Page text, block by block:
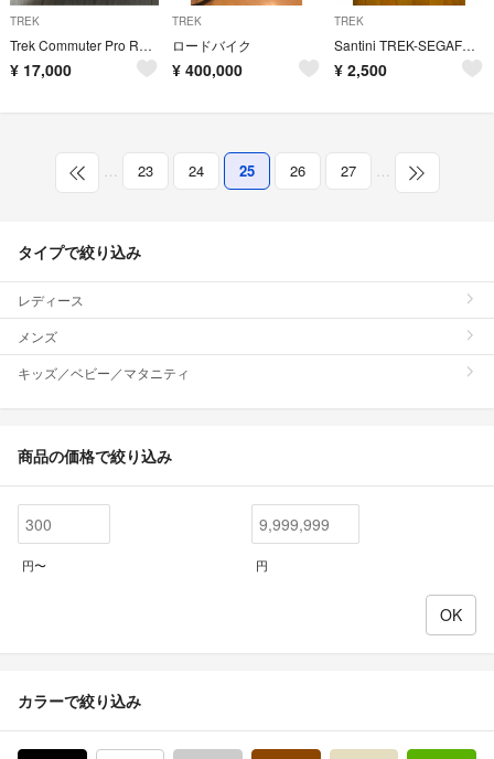
TREK
Trek Commuter Pro RT Front Bike Light
¥ 17,000
TREK
ロードバイク
¥ 400,000
TREK
Santini TREK-SEGAFREDO M
¥ 2,500
… 23 24 25 26 27 …
タイプで絞り込み
レディース
メンズ
キッズ／ベビー／マタニティ
商品の価格で絞り込み
円〜 円
カラーで絞り込み